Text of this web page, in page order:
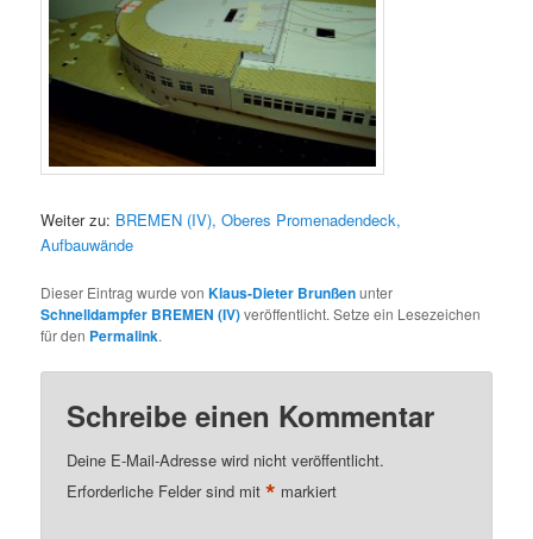
Weiter zu: BREMEN (IV), Oberes Promenadendeck,
Aufbauwände
Dieser Eintrag wurde vonKlaus-Dieter Brunßenunter
Schnelldampfer BREMEN (IV)veröffentlicht. Setze ein Lesezeichen
für den Permalink.
Schreibe einen Kommentar
Deine E-Mail-Adresse wird nicht veröffentlicht.
Erforderliche Felder sind mit* markiert